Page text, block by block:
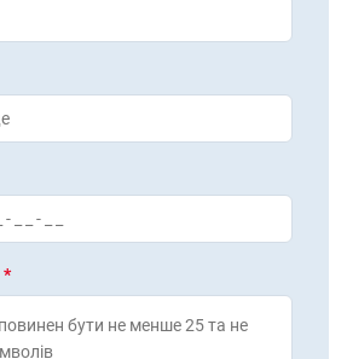
*